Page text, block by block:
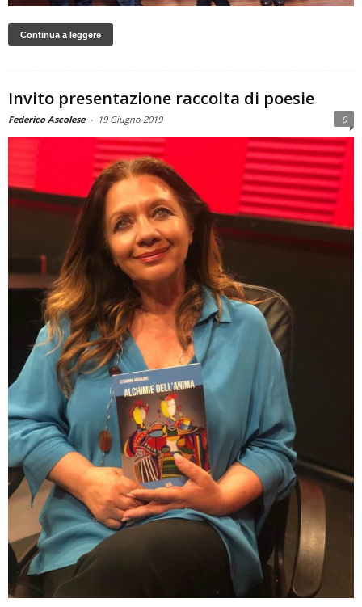
Continua a leggere
Invito presentazione raccolta di poesie
Federico Ascolese - 19 Giugno 2019 0